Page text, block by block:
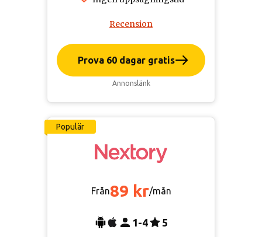
Recension
Prova 60 dagar gratis
Annonslänk
Populär
Från89 kr/mån
1-4 5